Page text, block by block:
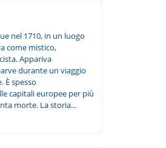
nel 1710, in un luogo
come mistico,
Appariva
durante un viaggio
È spesso
capitali europee per più
morte. La storia...